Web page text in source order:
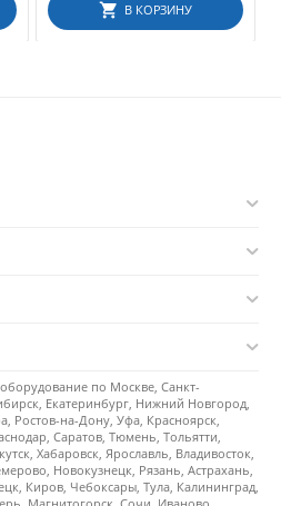
В КОРЗИНУ
по Москве, Санкт-
Екатеринбург, Нижний Новгород,
Ростов-на-Дону, Уфа, Красноярск,
Саратов, Тюмень, Тольятти,
Хабаровск, Ярославль, Владивосток,
Новокузнецк, Рязань, Астрахань,
Киров, Чебоксары, Тула, Калининград,